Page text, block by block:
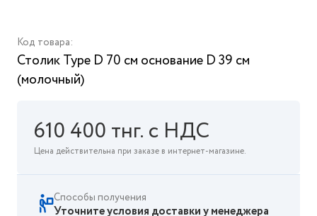
Код товара:
Столик Type D 70 см основание D 39 см
(молочный)
610 400 тнг. с НДС
Цена действительна при заказе в интернет-магазине.
Способы получения
Уточните условия доставки у менеджера